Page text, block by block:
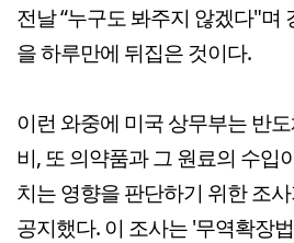
전날 “누구도 봐주지 않겠다"며
을 하루만에 뒤집은 것이다.
이런 와중에 미국 상무부는 반
비, 또 의약품과 그 원료의 수입
치는 영향을 판단하기 위한 조
공지했다. 이 조사는 '무역확장